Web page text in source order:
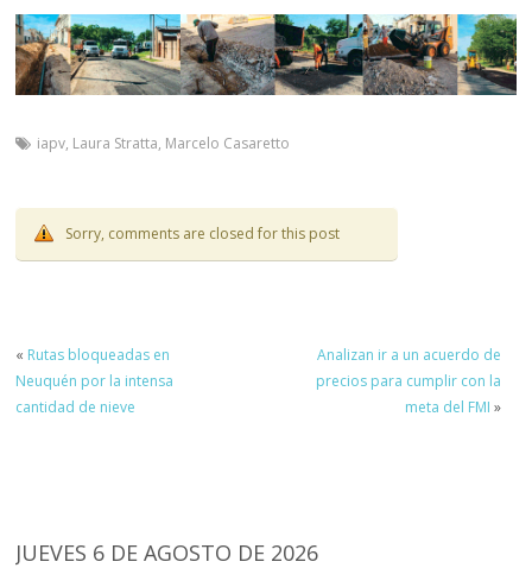
iapv, Laura Stratta, Marcelo Casaretto
Sorry, comments are closed for this post
« Rutas bloqueadas en
Neuquén por la intensa
cantidad de nieve
Analizan ir a un acuerdo de
precios para cumplir con la
meta del FMI »
JUEVES 6 DE AGOSTO DE 2026